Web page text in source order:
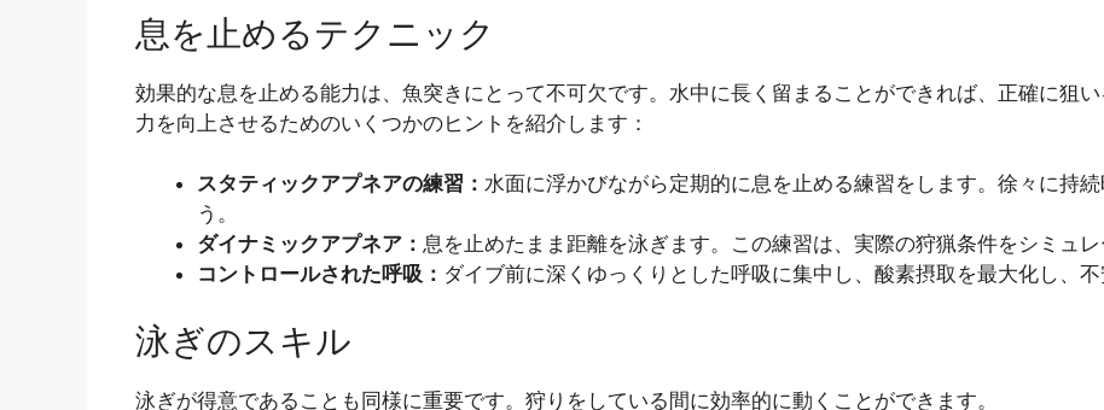
息を止めるテクニック
効果的な息を止める能力は、魚突きにとって不可欠です。水中に長く留まることができれば、正確に狙
力を向上させるためのいくつかのヒントを紹介します：
スタティックアプネアの練習： 水面に浮かびながら定期的に息を止める練習をします。徐々に持
う。
ダイナミックアプネア： 息を止めたまま距離を泳ぎます。この練習は、実際の狩猟条件をシミュレ
コントロールされた呼吸： ダイブ前に深くゆっくりとした呼吸に集中し、酸素摂取を最大化し、不
泳ぎのスキル
泳ぎが得意であることも同様に重要です。狩りをしている間に効率的に動くことができます。